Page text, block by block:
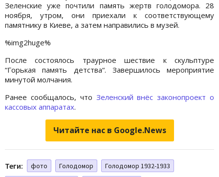
Зеленские уже почтили память жертв голодомора. 28
ноября, утром, они приехали к соответствующему
памятнику в Киеве, а затем направились в музей.
%img2huge%
После состоялось траурное шествие к скульптуре
“Горькая память детства“. Завершилось мероприятие
минутой молчания.
Ранее сообщалось, что Зеленский внёс законопроект о
кассовых аппаратах.
Читайте нас в Google.News
Теги: фото Голодомор
Голодомор 1932-1933